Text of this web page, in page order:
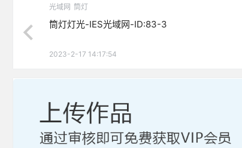
光域网 筒灯
筒灯灯光-IES光域网-ID:83-3
2023-2-17 14:17:54